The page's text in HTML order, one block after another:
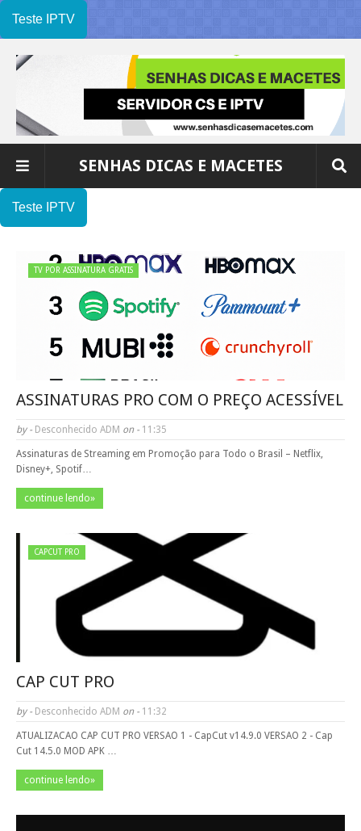
Teste IPTV
SENHAS DICAS E MACETES
Teste IPTV
TV POR ASSINATURA GRATIS
ASSINATURAS PRO COM O PREÇO ACESSÍVEL
by - Desconhecido ADM on - 11:35
Assinaturas de Streaming em Promoção para Todo o Brasil – Netflix,
Disney+, Spotif…
continue lendo»
CAPCUT PRO
CAP CUT PRO
by - Desconhecido ADM on - 11:32
ATUALIZACAO CAP CUT PRO VERSAO 1 - CapCut v14.9.0 VERSAO 2 - Cap
Cut 14.5.0 MOD APK …
continue lendo»